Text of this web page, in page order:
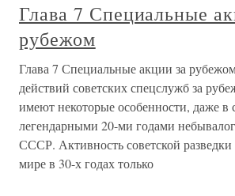
Глава 7 Специальные
рубежом
Глава 7 Специальные акции за
действий советских спецслужб за
имеют некоторые особенности, даже в
легендарными 20-ми годами
СССР. Активность советской
мире в 30-х годах только